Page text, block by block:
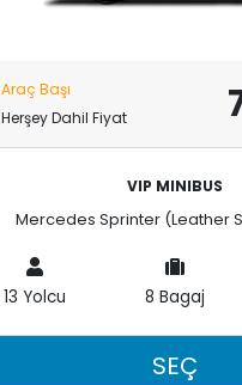
Araç Başı
Herşey Dahil Fiyat
VIP MINIBUS
Mercedes Sprinter (Leather
13 Yolcu 8 Bagaj
SEÇ